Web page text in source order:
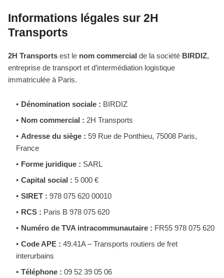
Informations légales sur 2H
Transports
2H Transports est le nom commercial de la société BIRDIZ,
entreprise de transport et d’intermédiation logistique
immatriculée à Paris.
Dénomination sociale : BIRDIZ
Nom commercial : 2H Transports
Adresse du siège : 59 Rue de Ponthieu, 75008 Paris,
France
Forme juridique : SARL
Capital social : 5 000 €
SIRET : 978 075 620 00010
RCS : Paris B 978 075 620
Numéro de TVA intracommunautaire : FR55 978 075 620
Code APE : 49.41A – Transports routiers de fret
interurbains
Téléphone : 09 52 39 05 06